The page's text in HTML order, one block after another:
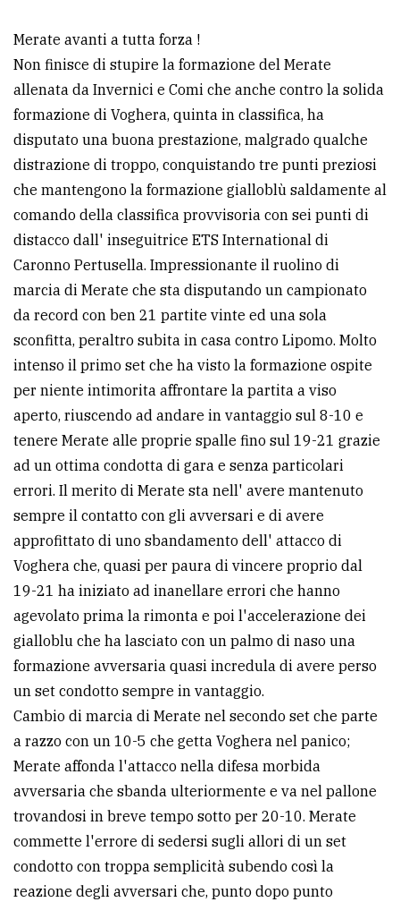
CERCA
Cerca
per
comune
Ricerca
avanzata
ALTRE
TESTATE
PRIVACY
Privacy
policy
Cookie
policy
Merate avanti a tutta forza !
Non finisce di stupire la formazione del Merate
allenata da Invernici e Comi che anche contro la solida
formazione di Voghera, quinta in classifica, ha
disputato una buona prestazione, malgrado qualche
distrazione di troppo, conquistando tre punti preziosi
che mantengono la formazione gialloblù saldamente al
comando della classifica provvisoria con sei punti di
distacco dall' inseguitrice ETS International di
Caronno Pertusella. Impressionante il ruolino di
marcia di Merate che sta disputando un campionato
da record con ben 21 partite vinte ed una sola
sconfitta, peraltro subita in casa contro Lipomo. Molto
intenso il primo set che ha visto la formazione ospite
per niente intimorita affrontare la partita a viso
aperto, riuscendo ad andare in vantaggio sul 8-10 e
tenere Merate alle proprie spalle fino sul 19-21 grazie
ad un ottima condotta di gara e senza particolari
errori. Il merito di Merate sta nell' avere mantenuto
sempre il contatto con gli avversari e di avere
approfittato di uno sbandamento dell' attacco di
Voghera che, quasi per paura di vincere proprio dal
19-21 ha iniziato ad inanellare errori che hanno
agevolato prima la rimonta e poi l'accelerazione dei
gialloblu che ha lasciato con un palmo di naso una
formazione avversaria quasi incredula di avere perso
un set condotto sempre in vantaggio.
Cambio di marcia di Merate nel secondo set che parte
a razzo con un 10-5 che getta Voghera nel panico;
Merate affonda l'attacco nella difesa morbida
avversaria che sbanda ulteriormente e va nel pallone
trovandosi in breve tempo sotto per 20-10. Merate
commette l'errore di sedersi sugli allori di un set
condotto con troppa semplicità subendo così la
reazione degli avversari che, punto dopo punto